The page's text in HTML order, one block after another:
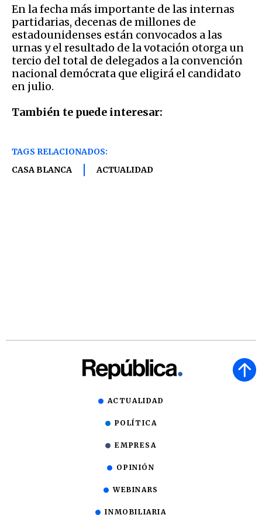
En la fecha más importante de las internas
partidarias, decenas de millones de
estadounidenses están convocados a las
urnas y el resultado de la votación otorga un
tercio del total de delegados a la convención
nacional demócrata que eligirá el candidato
en julio.
También te puede interesar:
TAGS RELACIONADOS:
CASA BLANCA
ACTUALIDAD
ACTUALIDAD
POLÍTICA
EMPRESA
OPINIÓN
WEBINARS
INMOBILIARIA